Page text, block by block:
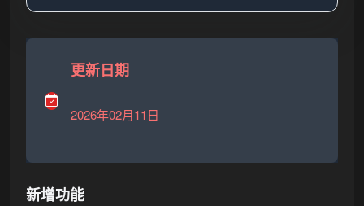
更新日期
2026年02月11日
新增功能